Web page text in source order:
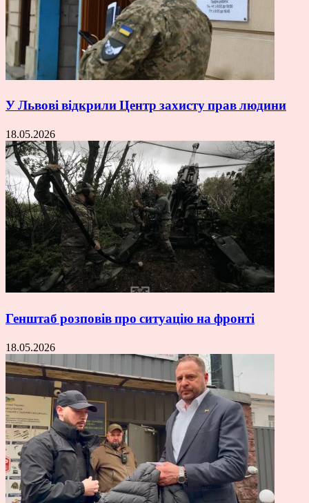
У Львові відкрили Центр захисту прав людини
18.05.2026
Генштаб розповів про ситуацію на фронті
18.05.2026